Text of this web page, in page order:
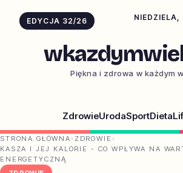
EDYCJA 32/26
Piękna i zdrowa w każdym
ZdrowieUrodaSportDieta
STRONA GŁÓWNA › ZDROWIE ›
KASZA I JEJ KALORIE - CO WPŁYWA NA
ENERGETYCZNĄ